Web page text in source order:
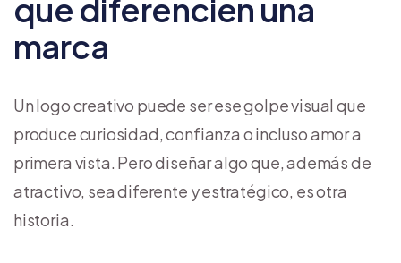
que diferencien una
marca
Un logo creativo puede ser ese golpe visual que
produce curiosidad, confianza o incluso amor a
primera vista. Pero diseñar algo que, además de
atractivo, sea diferente y estratégico, es otra
historia.